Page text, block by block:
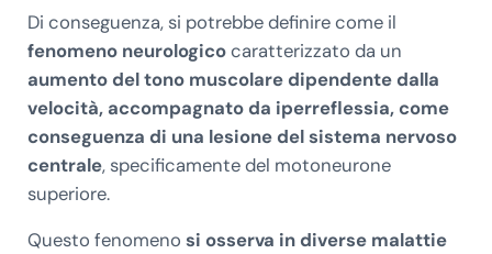
Di conseguenza, si potrebbe definire come il
fenomeno neurologicocaratterizzato da un
aumento del tono muscolare dipendente dalla
velocità, accompagnato da iperreflessia, come
conseguenza di una lesione del sistema nervoso
centrale, specificamente del motoneurone
superiore.
Questo fenomeno si osserva in diverse malattie